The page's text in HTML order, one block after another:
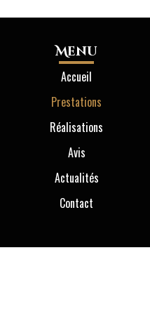
Menu
Accueil
Prestations
Réalisations
Avis
Actualités
Contact